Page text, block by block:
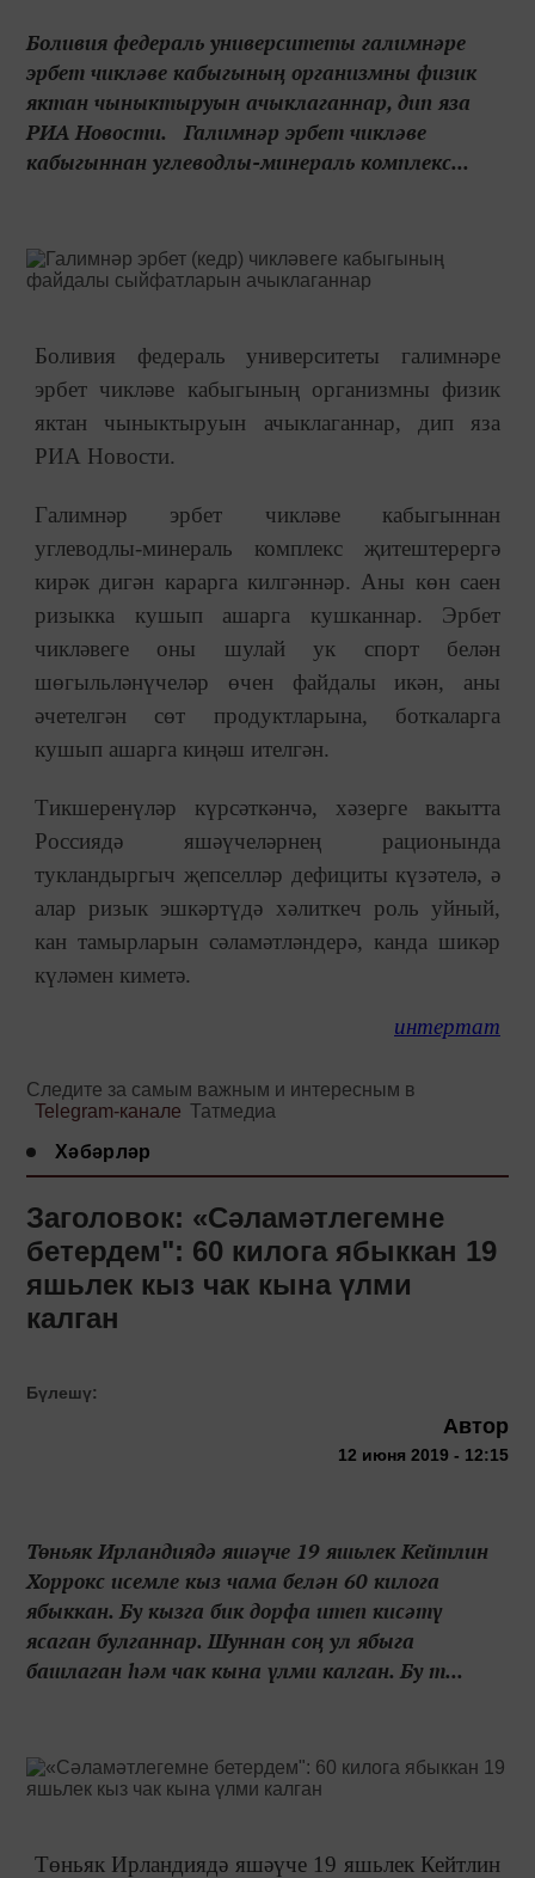
Боливия федераль университеты галимнәре
эрбет чикләве кабыгының организмны физик
яктан чыныктыруын ачыклаганнар, дип яза
РИА Новости. Галимнәр эрбет чикләве
кабыгыннан углеводлы-минераль комплекс...
Боливия федераль университеты галимнәре
эрбет чикләве кабыгының организмны физик
яктан чыныктыруын ачыклаганнар, дип яза
РИА Новости.
Галимнәр эрбет чикләве кабыгыннан
углеводлы-минераль комплекс җитештерергә
кирәк дигән карарга килгәннәр. Аны көн саен
ризыкка кушып ашарга кушканнар. Эрбет
чикләвеге оны шулай ук спорт белән
шөгыльләнүчеләр өчен файдалы икән, аны
әчетелгән сөт продуктларына, боткаларга
кушып ашарга киңәш ителгән.
Тикшеренүләр күрсәткәнчә, хәзерге вакытта
Россиядә яшәүчеләрнең рационында
тукландыргыч җепселләр дефициты күзәтелә, ә
алар ризык эшкәртүдә хәлиткеч роль уйный,
кан тамырларын сәламәтләндерә, канда шикәр
күләмен киметә.
интертат
Следите за самым важным и интересным в
Telegram-канале Татмедиа
Хәбәрләр
Заголовок: «Сәламәтлегемне
бетердем": 60 килога ябыккан 19
яшьлек кыз чак кына үлми
калган
Бүлешү:
Автор
12 июня 2019 - 12:15
Төньяк Ирландиядә яшәүче 19 яшьлек Кейтлин
Хоррокс исемле кыз чама белән 60 килога
ябыккан. Бу кызга бик дорфа итеп кисәтү
ясаган булганнар. Шуннан соң ул ябыга
башлаган һәм чак кына үлми калган. Бу т...
Төньяк Ирландиядә яшәүче 19 яшьлек Кейтлин